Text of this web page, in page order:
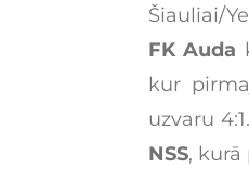
Šiauliai/
FK Auda
kur
uzvaru
NSS, kurā